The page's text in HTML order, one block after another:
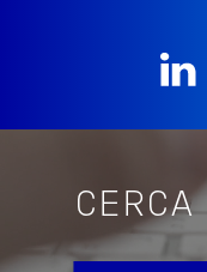
CERCA